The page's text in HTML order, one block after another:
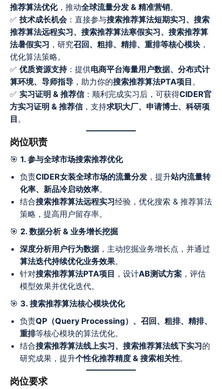
推荐算法优化，推动全球流量分发 & 精准营销。
✅ 技术成长机会：直接参与搜索推荐算法短期实习、搜索
推荐算法远程实习、搜索推荐算法寒假实习、搜索推荐算
法暑假实习 ，研究召回、粗排、精排、重排等核心模块 ，
优化算法策略。
✅ 优质资源支持：提供电商平台海量用户数据、分布式计
算环境、导师指导 ，助力你的搜索推荐算法PTA项目 。
✅ 实习证明 & 推荐信：顺利完成实习后，可获得CIDER官
方实习证明 & 推荐信，支持求职大厂、申请博士、科研项
目 。
岗位职责
🎯 1. 参与全球市场搜索推荐优化
负责CIDER女装全球市场的流量分发 ，提升站内流量转
化率、新品冷启动效率。
结合搜索推荐算法远程实习经验，优化搜索 & 推荐算法
策略，提高用户留存率。
🎯 2. 数据分析 & 业务增长挖掘
深度分析用户行为数据，主动挖掘业务增长点，并通过
算法迭代持续优化业务效果。
针对搜索推荐算法PTA项目 ，设计AB测试方案 ，评估
模型效果并优化迭代。
🎯 3. 搜索推荐算法核心模块优化
负责QP（Query Processing）、召回、粗排、精排、
重排等核心模块的算法优化。
结合搜索推荐算法线上实习、搜索推荐算法线下实习的
研究成果，提升个性化推荐精度 & 搜索相关性。
岗位要求